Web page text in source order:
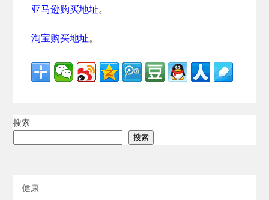
亚马逊购买地址。
淘宝购买地址。
搜索
搜索
健康